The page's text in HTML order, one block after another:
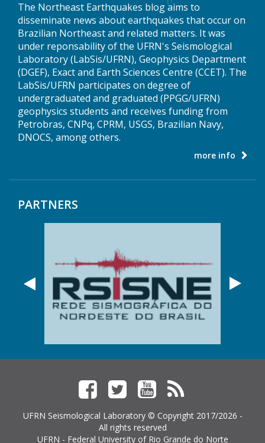
The Northeast Earthquakes blog aims to
disseminate news about earthquakes that occur on
Brazilian Northeast and related matters. It was
under reponsability of the UFRN's Seismological
Laboratory (LabSis/UFRN), Geophysics Department
(DGEF), Exact and Earth Sciences Centre (CCET). The
LabSis/UFRN participates on degree of
undergraduated and graduated (PPGG/UFRN)
geophysics students and receives funding from
Petrobras, CNPq, CPRM, USGS, Brazilian Navy,
DNOCS, among others.
more info
PARTNERS
Anterior
Facebook
TwitterYouTube
Feed
RSS
UFRN Seismological Laboratory © Copyright 2017/2026 -
All rights reserved
UFRN - Federal University of Rio Grande do Norte